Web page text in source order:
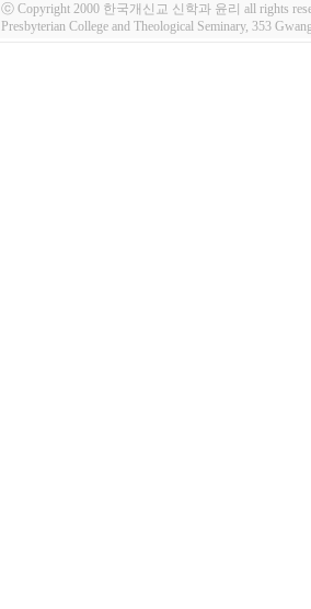
ⓒ Copyright 2000 한국개신교 신학과 윤리 all rights
Presbyterian College and Theological Seminary, 353